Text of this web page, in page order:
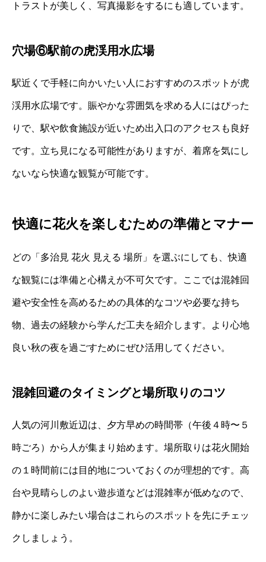
トラストが美しく、写真撮影をするにも適しています。
穴場⑥駅前の虎渓用水広場
駅近くで手軽に向かいたい人におすすめのスポットが虎
渓用水広場です。賑やかな雰囲気を求める人にはぴった
りで、駅や飲食施設が近いため出入口のアクセスも良好
です。立ち見になる可能性がありますが、着席を気にし
ないなら快適な観覧が可能です。
快適に花火を楽しむための準備とマナー
どの「多治見 花火 見える 場所」を選ぶにしても、快適
な観覧には準備と心構えが不可欠です。ここでは混雑回
避や安全性を高めるための具体的なコツや必要な持ち
物、過去の経験から学んだ工夫を紹介します。より心地
良い秋の夜を過ごすためにぜひ活用してください。
混雑回避のタイミングと場所取りのコツ
人気の河川敷近辺は、夕方早めの時間帯（午後４時〜５
時ごろ）から人が集まり始めます。場所取りは花火開始
の１時間前には目的地についておくのが理想的です。高
台や見晴らしのよい遊歩道などは混雑率が低めなので、
静かに楽しみたい場合はこれらのスポットを先にチェッ
クしましょう。